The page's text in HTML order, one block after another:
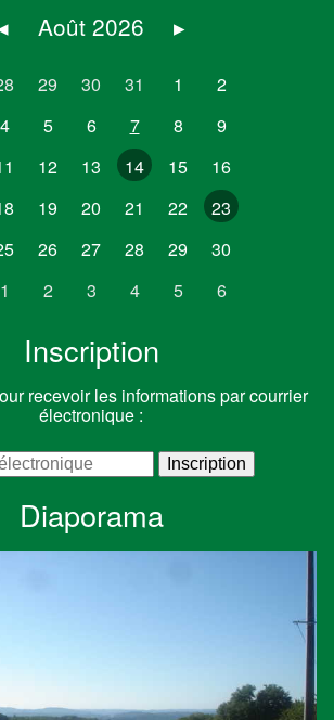
Août 2026 ▸
29 30 31 1
2
4 5 6 7 8
9
12 13 14 15
16
19 20 21 22
23
26 27 28 29
30
1 2 3 4 5 6
Inscription
recevoir les informations par courrier
électronique :
Diaporama